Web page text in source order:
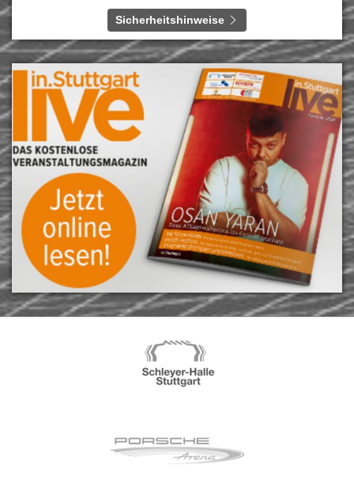
Sicherheitshinweise